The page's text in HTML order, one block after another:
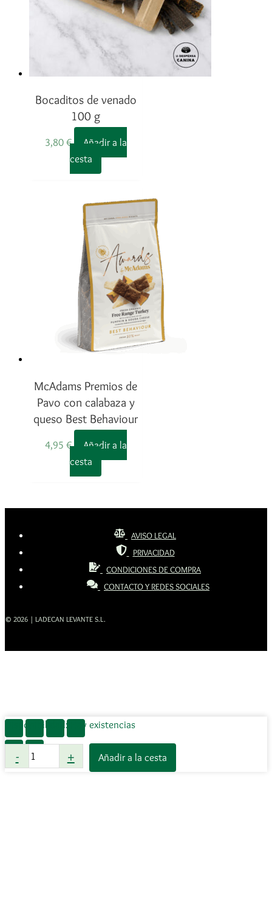
Bocaditos de venado
100 g
3,80 €
Añadir a la
cesta
McAdams Premios de
Pavo con calabaza y
queso Best Behaviour
4,95 €
Añadir a la
cesta
AVISO LEGAL
PRIVACIDAD
CONDICIONES DE COMPRA
CONTACTO Y REDES SOCIALES
© 2026 | LADECAN LEVANTE S.L.
Disponibilidad: Hay existencias
-
Ladecan
Premio
+ Añadir a la cesta